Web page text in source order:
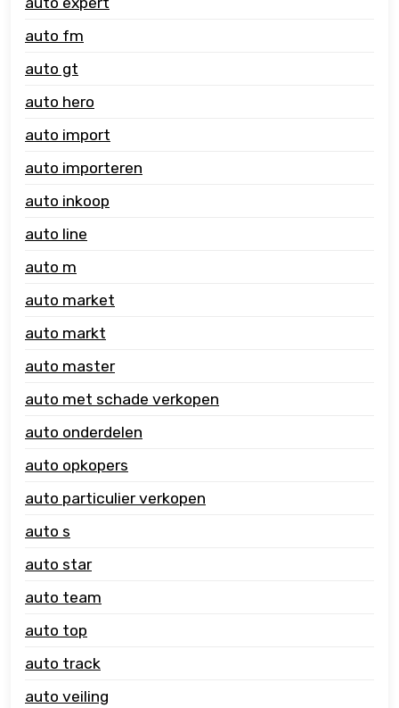
auto fm
auto gt
auto hero
auto import
auto importeren
auto inkoop
auto line
auto m
auto market
auto markt
auto master
auto met schade verkopen
auto onderdelen
auto opkopers
auto particulier verkopen
auto s
auto star
auto team
auto top
auto track
auto veiling